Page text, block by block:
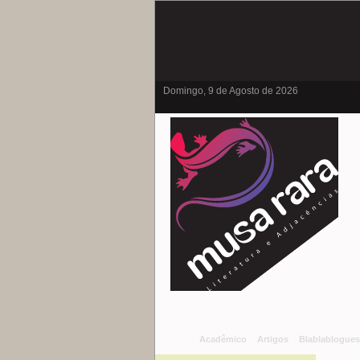
Domingo, 9 de Agosto de 2026
Acadêmico Artigos Blablablogues